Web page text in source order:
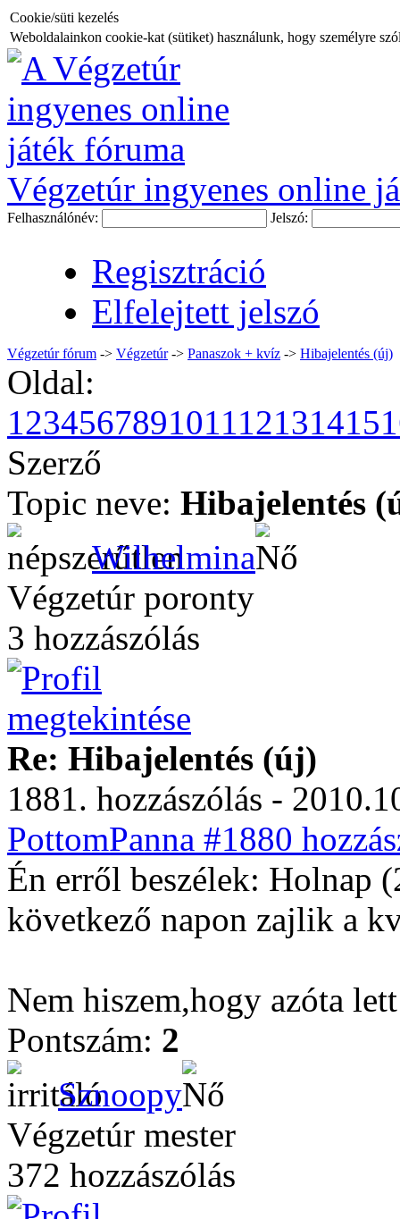
Cookie/süti kezelés
Weboldalainkon cookie-kat (sütiket) használunk, hogy személyre
Végzetúr ingyenes online
Felhasználónév: Jelszó:
Regisztráció
Elfelejtett jelszó
Végzetúr fórum -> Végzetúr-> Panaszok + kvíz -> Hibajelentés (új)
Oldal:
123456789101112131415
Szerző
Topic neve: Hibajelentés
Wilhelmina
Végzetúr poronty
3 hozzászólás
Re: Hibajelentés (új)
1881. hozzászólás -
PottomPanna #1880
Én erről beszélek: Holnap
következő napon zajlik a
Nem hiszem,hogy azóta
Pontszám: 2
Sznoopy
Végzetúr mester
372 hozzászólás